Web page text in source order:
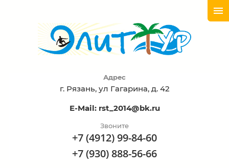
Адрес
г. Рязань, ул Гагарина, д. 42
E-Mail: rst_2014@bk.ru
Звоните
+7 (4912) 99-84-60
+7 (930) 888-56-66